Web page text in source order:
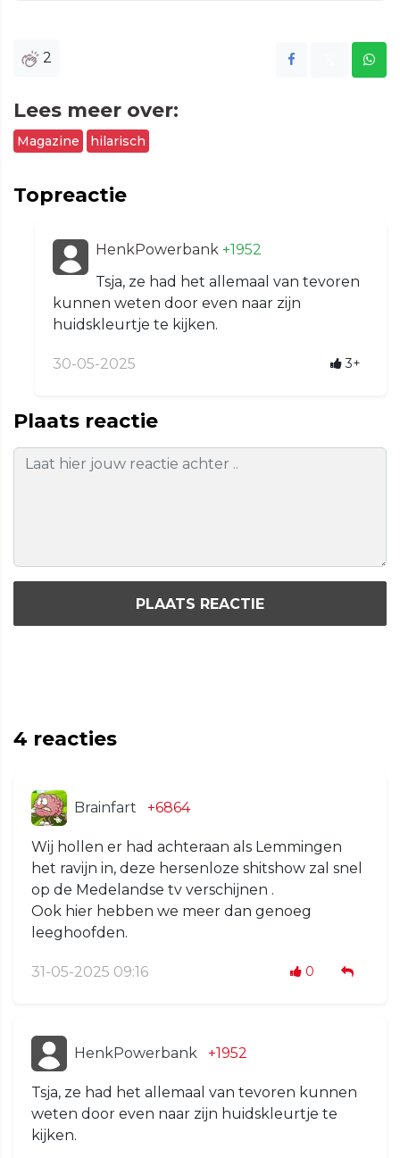
2
Lees meer over:
Magazine hilarisch
Topreactie
HenkPowerbank +1952
Tsja, ze had het allemaal van tevoren
kunnen weten door even naar zijn
huidskleurtje te kijken.
30-05-2025 3+
Plaats reactie
PLAATS REACTIE
4 reacties
Brainfart +6864
Wij hollen er had achteraan als Lemmingen
het ravijn in, deze hersenloze shitshow zal snel
op de Medelandse tv verschijnen .
Ook hier hebben we meer dan genoeg
leeghoofden.
31-05-2025 09:16 0
HenkPowerbank +1952
Tsja, ze had het allemaal van tevoren kunnen
weten door even naar zijn huidskleurtje te
kijken.